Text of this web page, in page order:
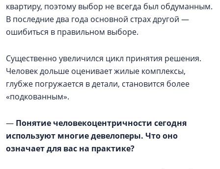
квартиру, поэтому выбор не всегда был обдуманным.
В последние два года основной страх другой —
ошибиться в правильном выборе.
Существенно увеличился цикл принятия решения.
Человек дольше оценивает жилые комплексы,
глубже погружается в детали, становится более
«подкованным».
— Понятие человекоцентричности сегодня
используют многие девелоперы. Что оно
означает для вас на практике?